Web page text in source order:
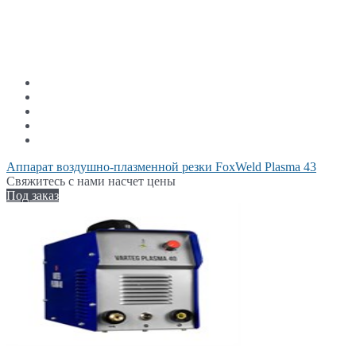
Аппарат воздушно-плазменной резки FoxWeld Plasma 43
Свяжитесь с нами насчет цены
Под заказ